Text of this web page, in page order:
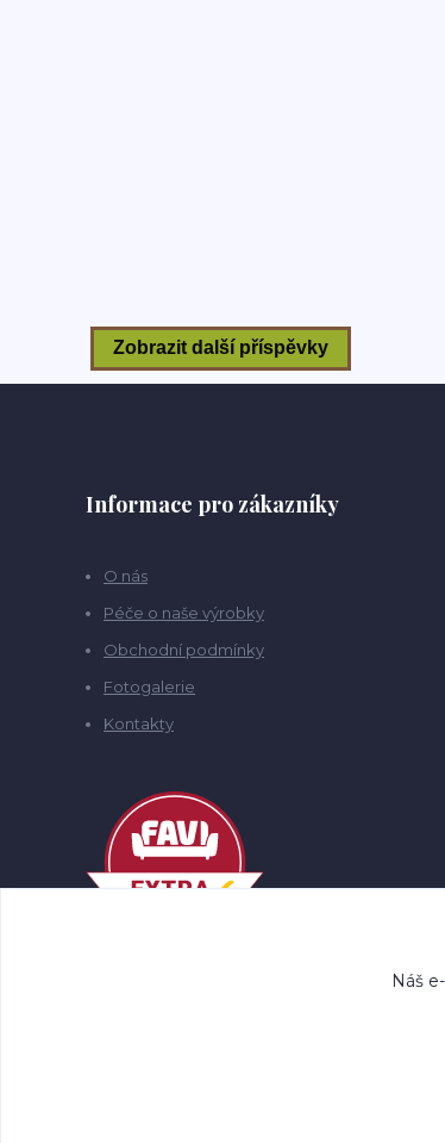
Informace pro zákazníky
O nás
Péče o naše výrobky
Obchodní podmínky
Fotogalerie
Kontakty
Náš